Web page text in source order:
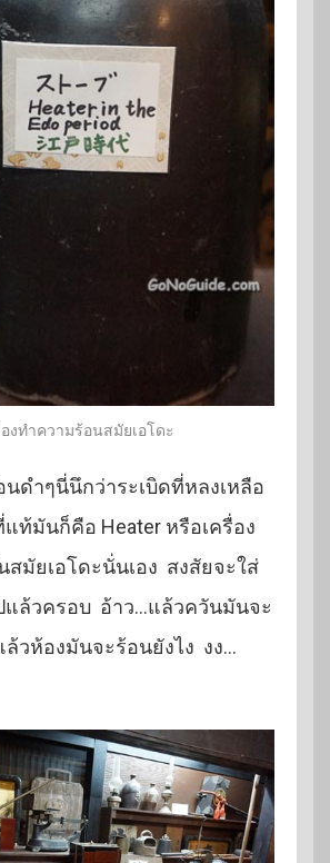
องทำความร้อนสมัยเอโดะ
ดำๆนี่นึกว่าระเบิดที่หลงเหลือ
ท้มันก็คือ Heater หรือเครื่อง
มัยเอโดะนั่นเอง สงสัยจะใส่
แล้วครอบ อ้าว…แล้วควันมันจะ
วห้องมันจะร้อนยังไง งง…